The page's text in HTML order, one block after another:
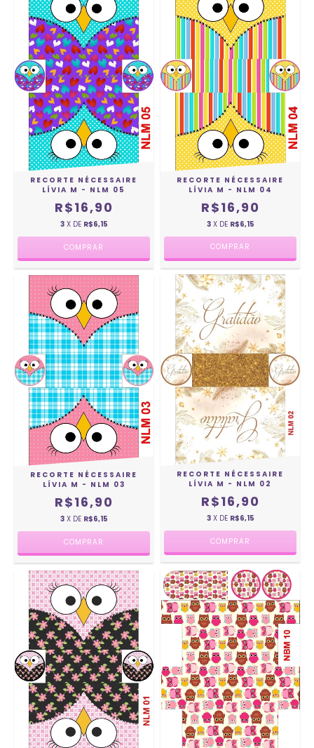
RECORTE NÉCESSAIRE
LÍVIA M - NLM 05
R$16,90
3 X DE R$6,15
RECORTE NÉCESSAIRE
LÍVIA M - NLM 04
R$16,90
3 X DE R$6,15
RECORTE NÉCESSAIRE
LÍVIA M - NLM 03
R$16,90
3 X DE R$6,15
RECORTE NÉCESSAIRE
LÍVIA M - NLM 02
R$16,90
3 X DE R$6,15